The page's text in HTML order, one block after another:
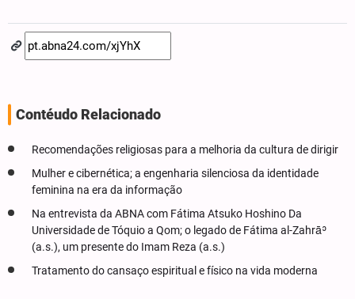
Contéudo Relacionado
Recomendações religiosas para a melhoria da cultura de dirigir
Mulher e cibernética; a engenharia silenciosa da identidade
feminina na era da informação
Na entrevista da ABNA com Fátima Atsuko Hoshino Da
Universidade de Tóquio a Qom; o legado de Fátima al-Zahrāʾ
(a.s.), um presente do Imam Reza (a.s.)
Tratamento do cansaço espiritual e físico na vida moderna